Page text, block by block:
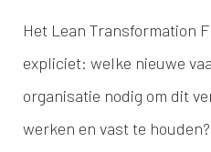
Het Lean Transformation
expliciet: welke nieuwe
organisatie nodig om dit
werken en vast te houden?